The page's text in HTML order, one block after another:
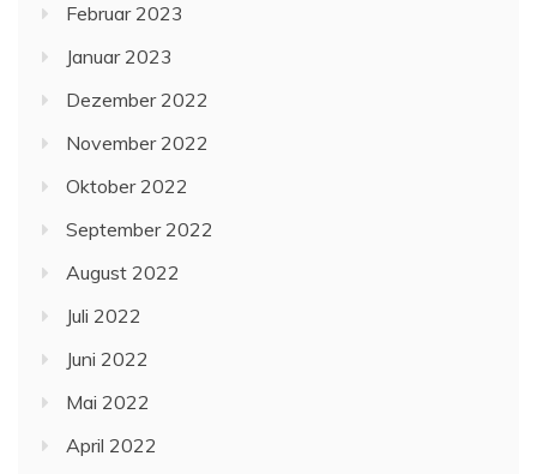
Februar 2023
Januar 2023
Dezember 2022
November 2022
Oktober 2022
September 2022
August 2022
Juli 2022
Juni 2022
Mai 2022
April 2022